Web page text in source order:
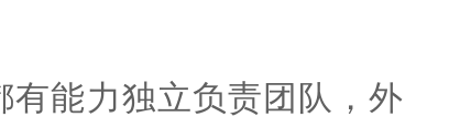
有能力独立负责团队，外